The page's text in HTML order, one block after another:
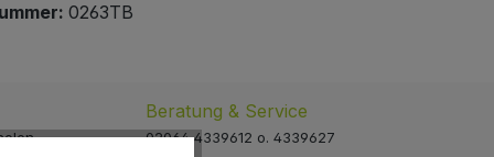
0263TB
Beratung & Service
02064 4339612 o. 4339627